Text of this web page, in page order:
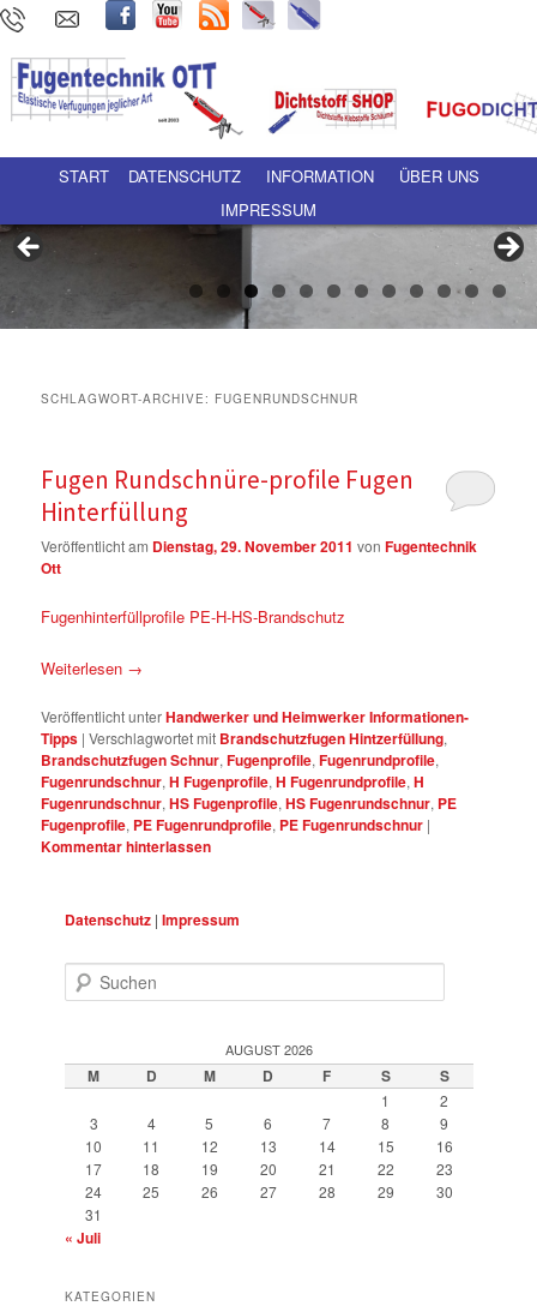
Hauptmenü Zum Inhalt wechseln
Zum sekundären Inhalt wechseln
START DATENSCHUTZ INFORMATION
ÜBER UNS
IMPRESSUM
SCHLAGWORT-ARCHIVE: FUGENRUNDSCHNUR
Fugen Rundschnüre-profile Fugen
Hinterfüllung
Veröffentlicht am Dienstag, 29. November 2011 vonFugentechnik
Ott
Fugenhinterfüllprofile PE-H-HS-Brandschutz
Weiterlesen →
Veröffentlicht unterHandwerker und Heimwerker Informationen-
Tipps |Verschlagwortet mit Brandschutzfugen Hintzerfüllung,
Brandschutzfugen Schnur,Fugenprofile,Fugenrundprofile,
Fugenrundschnur,H Fugenprofile,H Fugenrundprofile,H
Fugenrundschnur,HS Fugenprofile,HS Fugenrundschnur, PE
Fugenprofile, PE Fugenrundprofile, PE Fugenrundschnur |
Kommentar hinterlassen
Datenschutz |Impressum
Suchen
AUGUST 2026
M D M D F S S
1
2
3
4 5 6 7 8
9
10
11 12 13 14 15
16
17
18 19 20 21 22
23
24
25 26 27 28 29
30
31
« Juli
KATEGORIEN